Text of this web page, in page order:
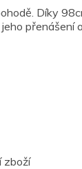
Díky
přenášení
zboží